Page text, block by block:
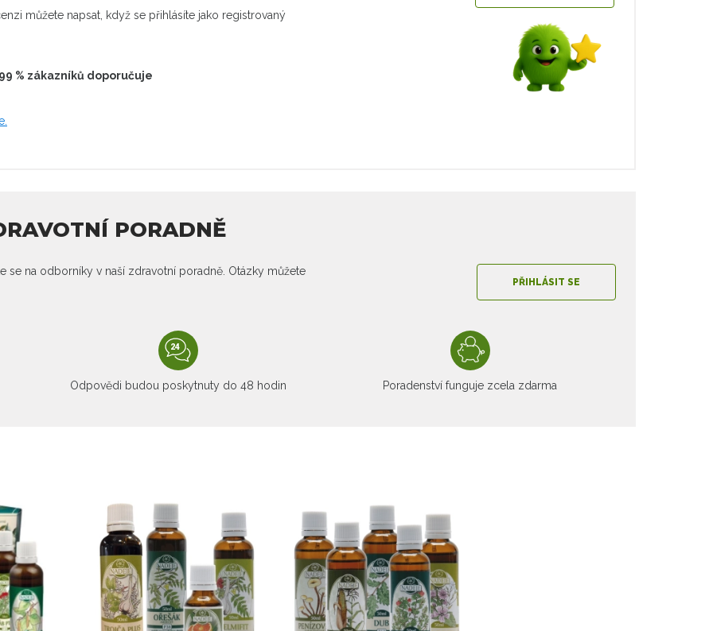
můžete napsat, když se přihlásíte jako registrovaný
99 % zákazníků doporučuje
PORADNĚ
na odborníky v naší zdravotní poradně. Otázky můžete
PŘIHLÁSIT SE
Odpovědi budou poskytnuty do 48 hodin Poradenství funguje zcela zdarma